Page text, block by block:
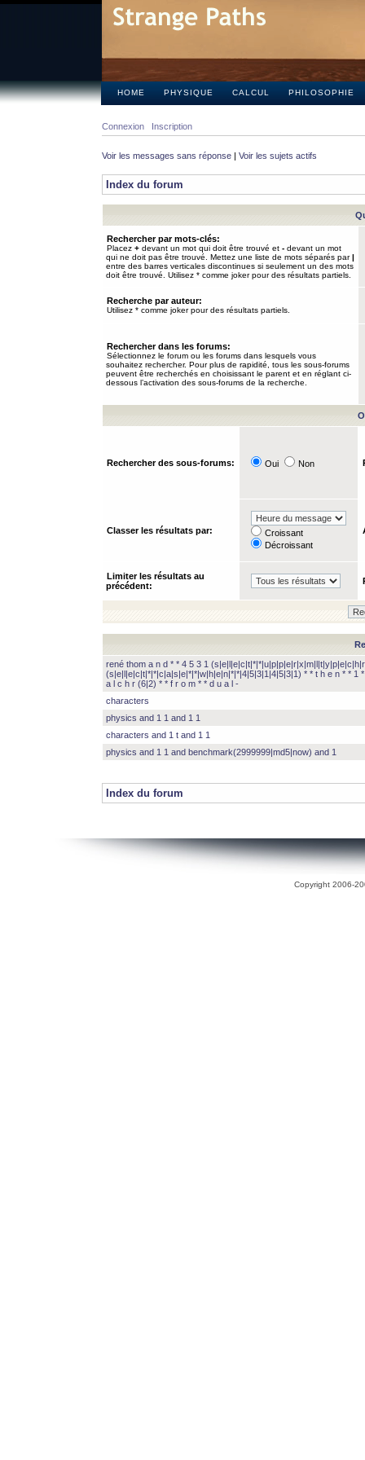
HOME PHYSIQUE CALCUL PHILOSOPHIE
Connexion Inscription
Voir les messages sans réponse | Voir les sujets actifs
Index du forum
Rechercher par mots-clés:
Placez + devant un mot qui doit être trouvé et - devant un mot
qui ne doit pas être trouvé. Mettez une liste de mots séparés par|
entre des barres verticales discontinues si seulement un des mots
doit être trouvé. Utilisez * comme joker pour des résultats partiels.
Recherche par auteur:
Utilisez * comme joker pour des résultats partiels.
Rechercher dans les forums:
Sélectionnez le forum ou les forums dans lesquels vous
souhaitez rechercher. Pour plus de rapidité, tous les sous-forums
peuvent être recherchés en choisissant le parent et en réglant ci-
dessous l’activation des sous-forums de la recherche.
Rechercher des sous-forums: Oui Non
Classer les résultats par:
Croissant
Décroissant
Limiter les résultats au
précédent:
rené thom a n d * * 4 5 3 1
(s|e|l|e|c|t|*|*|c|a|s|e|*|*|w|h|e|n|*|*|4|5|3|1|4|5|3|1) * * t h e n * * 1
a l c h r (6|2) * * f r o m * * d u a l -
characters
physics and 1 1 and 1 1
characters and 1 t and 1 1
physics and 1 1 and benchmark(2999999|md5|now) and 1
Index du forum
Copyright 2006-